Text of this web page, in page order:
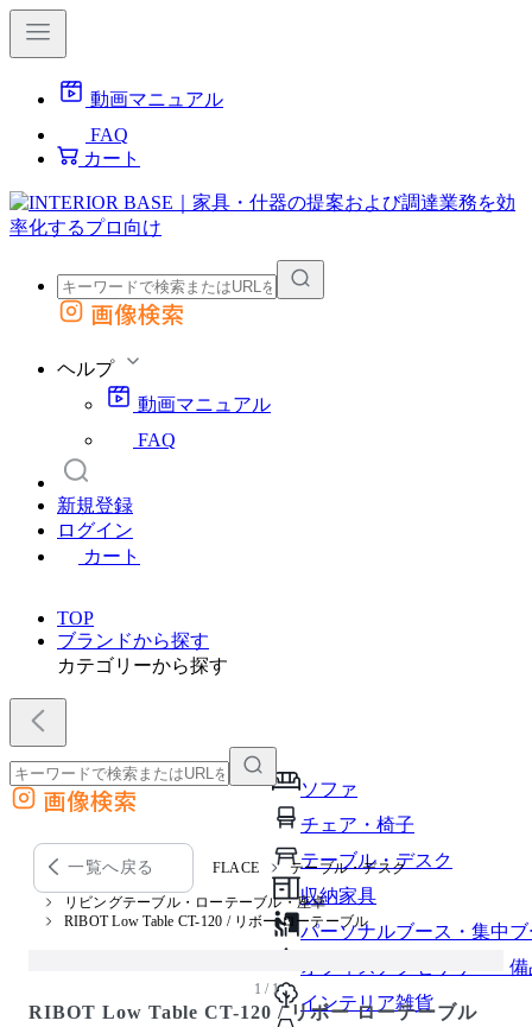
動画マニュアル
FAQ
カート
外部サイトの商品をカートに追加
画像検索
ヘルプ
動画マニュアル
FAQ
新規登録
ログイン
カート
TOP
ブランドから探す
カテゴリーから探す
ソファ
チェア・椅子
テーブル・デスク
収納家具
パーソナルブース・集中
オフィスアクセサリー・備
インテリア雑貨
外部サイトの商品をカートに追加
他のサイトで見つけた商品ページのURLを貼り付けて、カートに追加できます
画像検索
一覧へ戻る FLACE テーブル・デスク
リビングテーブル・ローテーブル・座卓
RIBOT Low Table CT-120 / リボー ローテーブル
1 / 1
RIBOT Low Table CT-120 / リボー ローテーブル